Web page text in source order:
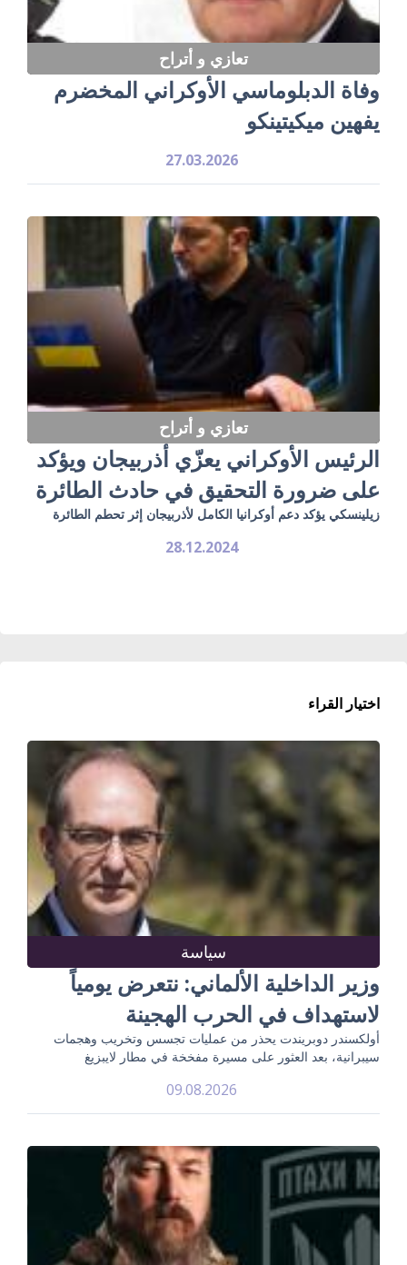
تعازي و أتراح
وفاة الدبلوماسي الأوكراني المخضرم
يفهين ميكيتينكو
27.03.2026
تعازي و أتراح
الرئيس الأوكراني يعزّي أذربيجان ويؤكد
على ضرورة التحقيق في حادث الطائرة
زيلينسكي يؤكد دعم أوكرانيا الكامل لأذربيجان إثر تحطم الطائرة
28.12.2024
اختيار القراء
سياسة
وزير الداخلية الألماني: نتعرض يومياً
لاستهداف في الحرب الهجينة
أولكسندر دوبريندت يحذر من عمليات تجسس وتخريب وهجمات
سيبرانية، بعد العثور على مسيرة مفخخة في مطار لايبزيغ
09.08.2026